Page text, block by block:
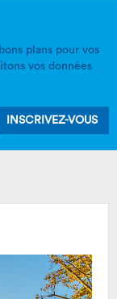
plans pour vos
vos données
INSCRIVEZ-VOUS